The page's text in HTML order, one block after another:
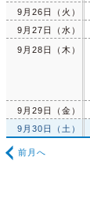
9月26日（火）
9月27日（水）
9月28日（木）
9月29日（金）
9月30日（土）
前月へ